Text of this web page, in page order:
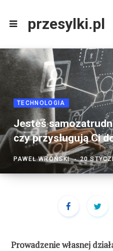
przesylki.pl
TECHNOLOGIA
Jesteś
czy przysługują Ci
PAWEŁ WROŃSKI 20
Prowadzenie własnej